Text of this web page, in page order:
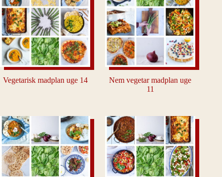
Vegetarisk madplan uge 14
Nem vegetar madplan uge
11